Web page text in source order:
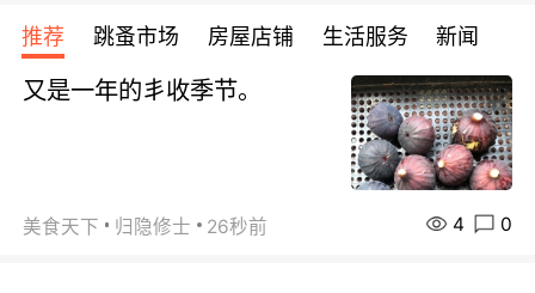
宾馆 108欧/天起
全程756欧/位
欧/天起 ~包拼房
每周铁发！
推荐 跳蚤市场 房屋店铺 生活服务 新闻
又是一年的丯收季节。
美食天下 归隐修士 26秒前 4 0